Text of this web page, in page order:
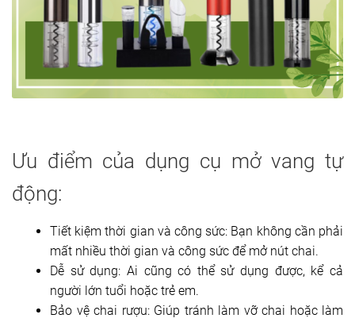
Ưu điểm của dụng cụ mở vang tự
động:
Tiết kiệm thời gian và công sức: Bạn không cần phải
mất nhiều thời gian và công sức để mở nút chai.
Dễ sử dụng: Ai cũng có thể sử dụng được, kể cả
người lớn tuổi hoặc trẻ em.
Bảo vệ chai rượu: Giúp tránh làm vỡ chai hoặc làm